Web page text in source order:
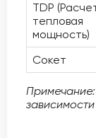
TDP
тепловая
мощность)
Сокет
Примечание: